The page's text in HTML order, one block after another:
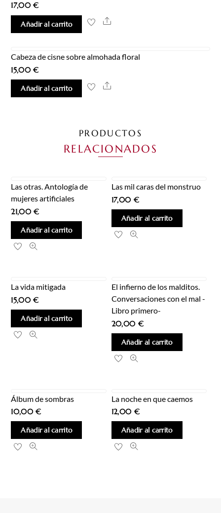
17,00€
Añadir al carrito Share
Cabeza de cisne sobre almohada floral
15,00€
Añadir al carrito Share
PRODUCTOS
RELACIONADOS
Las otras. Antología de
mujeres artificiales
21,00€
Añadir al carrito
Las mil caras del monstruo
17,00 €
Añadir al carrito
La vida mitigada
15,00€
Añadir al carrito
El infierno de los malditos.
Conversaciones con el mal -
Libro primero-
20,00 €
Añadir al carrito
Álbum de sombras
10,00€
Añadir al carrito
La noche en que caemos
12,00 €
Añadir al carrito